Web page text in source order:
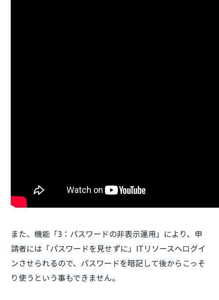
また、機能「3：パスワードの非表示運用」により、申
請者には「パスワードを見せずに」ITリソースへログイ
ンさせられるので、パスワードを暗記して後からこっそ
り使うという事もできません。